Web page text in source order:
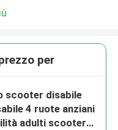
per
scooter disabile
4 ruote anziani
adulti scooter